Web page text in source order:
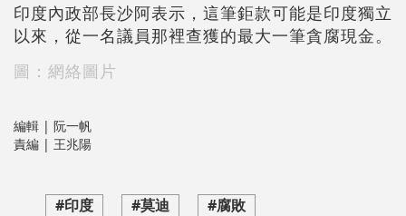
印度內政部長沙阿表示，這筆鉅款可能是印度獨立
以來，從一名議員那裡查獲的最大一筆貪腐現金。
圖：網絡圖片
編輯 | 阮一帆
責編 | 王兆陽
#印度 #莫迪
#腐敗